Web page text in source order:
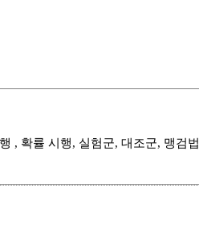
, 확률 시행, 실험군, 대조군, 맹검법